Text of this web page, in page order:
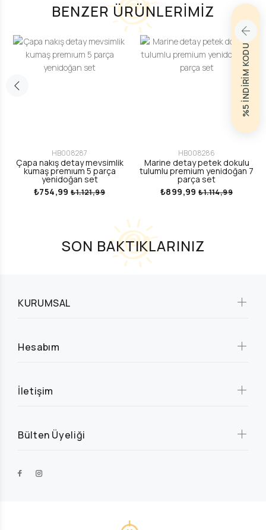
BENZER ÜRÜNLERİMİZ
HB008287
Çapa nakış detay mevsimlik
kumaş premıum 5 parça
yenidoğan set
₺754,99₺1.121,99
HB008286
Marine detay petek dokulu
tulumlu premium yenidoğan 7
parça set
₺899,99₺1.114,99
SON BAKTIKLARINIZ
KURUMSAL
Hesabım
İletişim
Bülten Üyeliği
%5 İNDİRİM KODU